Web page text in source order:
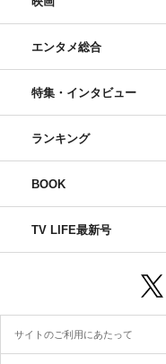
エンタメ総合
特集・インタビュー
ランキング
BOOK
TV LIFE最新号
サイトのご利用にあたって